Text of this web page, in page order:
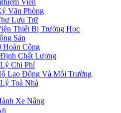
Viên
Văn Phòng
Lưu Trữ
Thiết Bị Trường Học
Sản
Hoàn Công
Chất Lượng
Chi Phí
Lao Động Và Môi Trường
Toà Nhà
Xe Nâng